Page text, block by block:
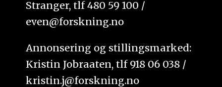
Stranger, tlf 480 59 100 /
even@forskning.no
Annonsering og stillingsmarked:
Kristin Jobraaten, tlf 918 06 038 /
kristin.j@forskning.no